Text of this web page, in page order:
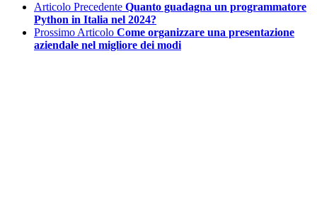
Articolo Precedente Quanto guadagna un programmatore
Python in Italia nel 2024?
Prossimo Articolo Come organizzare una presentazione
aziendale nel migliore dei modi